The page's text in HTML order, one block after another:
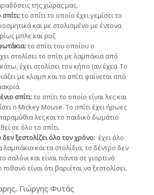
της χώρας μας.
το σπίτι το οποίο έχει γεμίσει το
και με στολισμένο με έντονα
μπλε και ροζ
:το σπίτι του οποίου ο
στολίσει το σπίτι με λαμπάκια από
έχει στολίσει τον κήπο (αν έχει). Το
με κλαμπ και το σπίτι φαίνεται από
σπίτι:το σπίτι το οποίο είναι λες και
ο Mickey Mouse. Το σπίτι έχει ήρωες
λες και το παιδικό δωμάτιο
σε όλο το σπίτι.
ξεστολίζει όλο τον χρόνο: έχει όλο
λαμπάκια και τα στολίδια, το δέντρο δεν
σαλόνι και είναι πάντα σε γιορτινό
είναι ότι βαριέται να ξεστολίσει.
Γιώργης Φυτάς